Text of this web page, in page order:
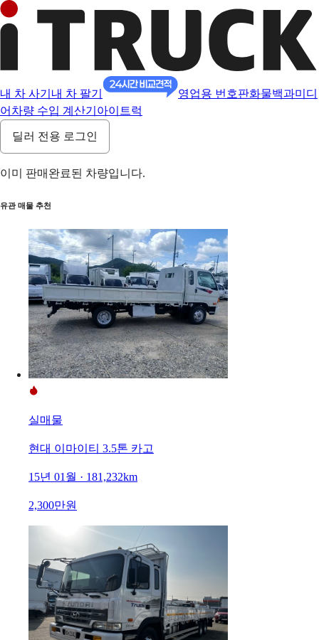
내 차 사기 내 차 팔기 영업용 번호판화물백과미디
어 차량 수입 계산기 아이트럭
딜러 전용 로그인
이미 판매완료된 차량입니다.
유관 매물 추천
실매물
현대 이마이티 3.5톤 카고
15년 01월 · 181,232km
2,300만원